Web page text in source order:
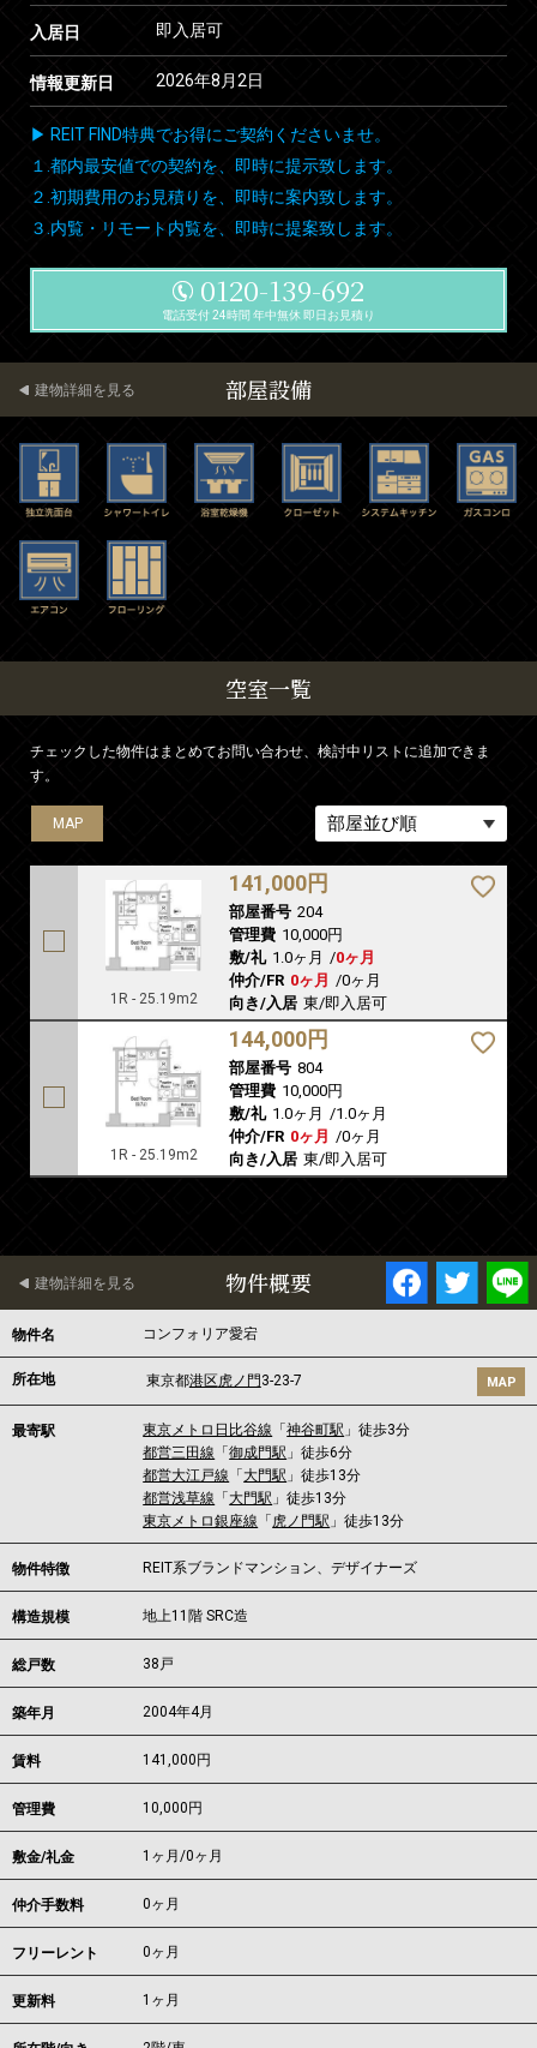
入居日 即入居可
情報更新日 2026年8月2日
▶ REIT FIND特典でお得にご契約くださいませ。
１.都内最安値での契約を、即時に提示致します。
２.初期費用のお見積りを、即時に案内致します。
３.内覧・リモート内覧を、即時に提案致します。
0120-139-692
電話受付 24時間 年中無休 即日お見積り
部屋設備
建物詳細を見る
空室一覧
チェックした物件はまとめてお問い合わせ、検討中リストに追加できま
す。
MAP
1R - 25.19m2
141,000円
部屋番号 204
管理費 10,000円
敷/礼 1.0ヶ月 /0ヶ月
仲介/FR 0ヶ月 /0ヶ月
向き/入居 東/即入居可
MAP
1R - 25.19m2
144,000円
部屋番号 804
管理費 10,000円
敷/礼 1.0ヶ月 /1.0ヶ月
仲介/FR 0ヶ月 /0ヶ月
向き/入居 東/即入居可
物件概要
建物詳細を見る
物件名 コンフォリア愛宕
所在地 東京都港区虎ノ門 3-23-7 MAP
最寄駅 東京メトロ日比谷線 「神谷町駅 」徒歩3分
都営三田線 「御成門駅 」徒歩6分
都営大江戸線 「 大門駅 」徒歩13分
都営浅草線 「 大門駅 」徒歩13分
東京メトロ銀座線 「 虎ノ門駅 」徒歩13分
物件特徴 REIT系ブランドマンション、デザイナーズ
構造規模 地上11階 SRC造
総戸数 38戸
築年月 2004年4月
賃料 141,000 円
管理費 10,000円
敷金/礼金 1ヶ月/0ヶ月
仲介手数料 0ヶ月
フリーレント 0ヶ月
更新料 1ヶ月